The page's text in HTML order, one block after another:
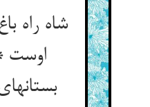
شاه راه
اوست